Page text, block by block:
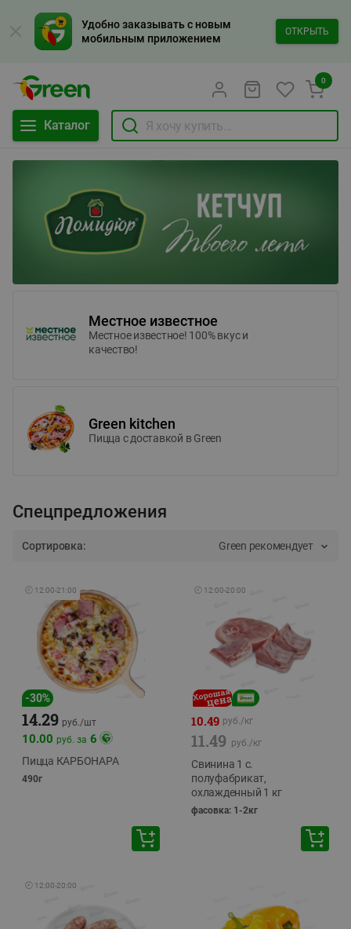
Удобно заказывать с новым
мобильным приложением
ОТКРЫТЬ
Каталог
0
Местное известное
Местное известное! 100% вкус и
качество!
Green kitchen
Пицца c доставкой в Green
Спецпредложения
Сортировка: Green рекомендует
🕘 12:00-21:00
-30%
14.29 руб./шт
10.00 руб. за 6
Пицца КАРБОНАРА
490г
🕘 12:00-20:00
10.49 руб./кг
11.49 руб./кг
Свинина 1 с.
полуфабрикат,
охлажденный 1 кг
фасовка: 1-2кг
🕘 12:00-20:00